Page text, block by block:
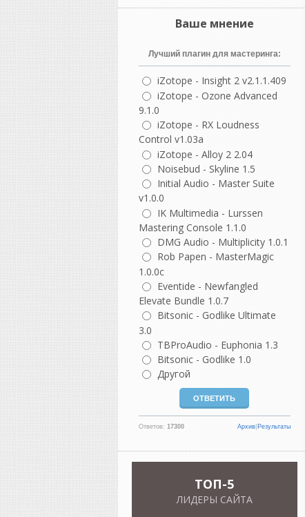
Nick Mira: соавтор
треков для Juice WRLD.
Бейонсе и Kendrick
Lamar.
Электронная музыка (EDM)
Martin Garrix:
знаменитый
нидерландский диджей.
Avicii: культовый
электронный музыкант.
K-391: известный
продюсер.
Jay Hardway : коллега
Мартина Гаррикса по
сцене
Список мировых
музыкантов и продюсеров,
работающих в FL Studio,
создаются не только хип-
хоп биты, но и стадионный
поп, тяжелый дабстеп,
кинематографичные треки и
инди-музыка. [1,2]
Вот еще несколько
знаковых имен,
Boi-1da — штатный
Ваше мнение
Лучший плагин для мастеринга:
iZotope - Insight 2 v2.1.1.409
iZotope - Ozone Advanced
9.1.0
iZotope - RX Loudness
Control v1.03a
iZotope - Alloy 2 2.04
Noisebud - Skyline 1.5
Initial Audio - Master Suite
v1.0.0
IK Multimedia - Lurssen
Mastering Console 1.1.0
DMG Audio - Multiplicity 1.0.1
Rob Papen - MasterMagic
1.0.0c
Eventide - Newfangled
Elevate Bundle 1.0.7
Bitsonic - Godlike Ultimate
3.0
TBProAudio - Euphonia 1.3
Bitsonic - Godlike 1.0
Другой
Ответов: 17300 Результаты
|
Архив
TOП-5
ЛИДЕРЫ САЙТА